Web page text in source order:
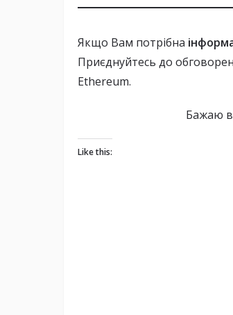
Якщо Вам потрібна
Приєднуйтесь до
Ethereum.
Бажаю
Like this: